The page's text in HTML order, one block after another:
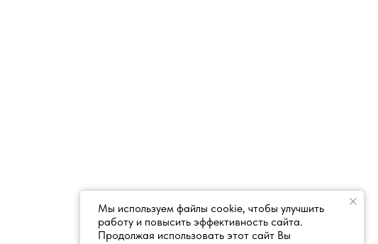
Мы используем файлы cookie, чтобы улучшить
работу и повысить эффективность сайта.
Продолжая использовать этот сайт Вы